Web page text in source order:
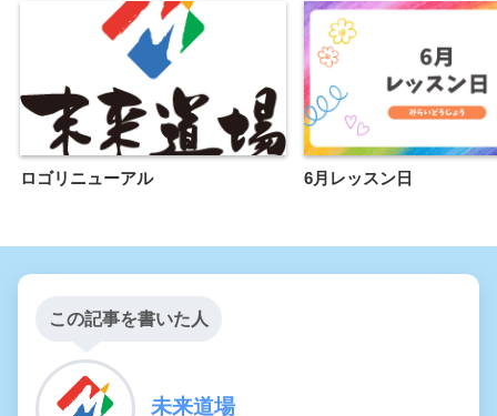
ロゴリニューアル 6月レッスン日
この記事を書いた人
未来道場